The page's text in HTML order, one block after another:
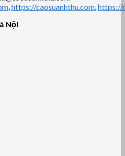
,https://caosuanhthu.com,https://
Nội